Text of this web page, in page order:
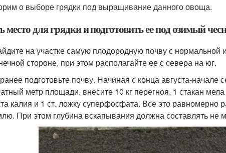
о выборе грядки под выращивание данного овоща.
для грядки и подготовить ее под озимый
на участке самую плодородную почву с нормальной
стороне, при этом располагайте ее с севера на юг.
подготовьте почву. Начиная с конца августа-начале
метр площади, внесите 10 кг перегноя, 1 стакан
калия и 1 ст. ложку суперфосфата. Все это равномерно
При этом глубина вскапывания должна составлять не